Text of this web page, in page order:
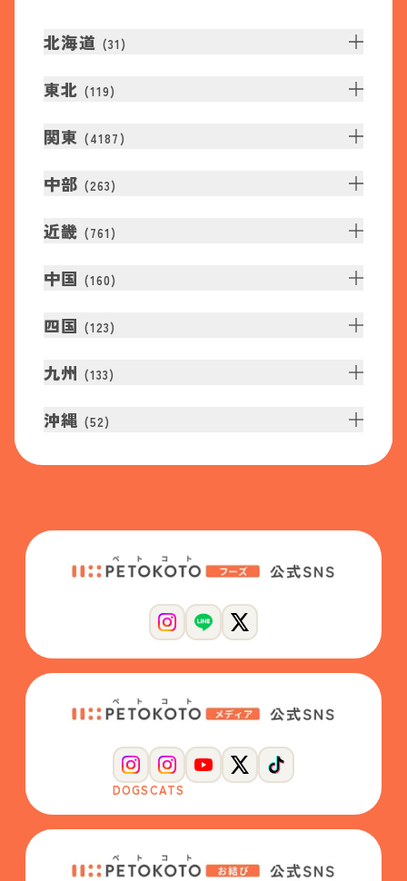
北海道 (31 )
東北 (119)
関東 (4187 )
中部 (263)
近畿 (761 )
中国 (160)
四国 (123)
九州 (133)
沖縄 (52)
DOGSCATS